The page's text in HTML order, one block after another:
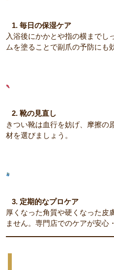
1. 毎日の保湿ケア
入浴後にかかとや指の横までし
ムを塗ることで副爪の予防にも
2. 靴の見直し
きつい靴は血行を妨げ、摩擦の
材を選びましょう。
3. 定期的なプロケア
厚くなった角質や硬くなった皮
ません。専門店でのケアが安心